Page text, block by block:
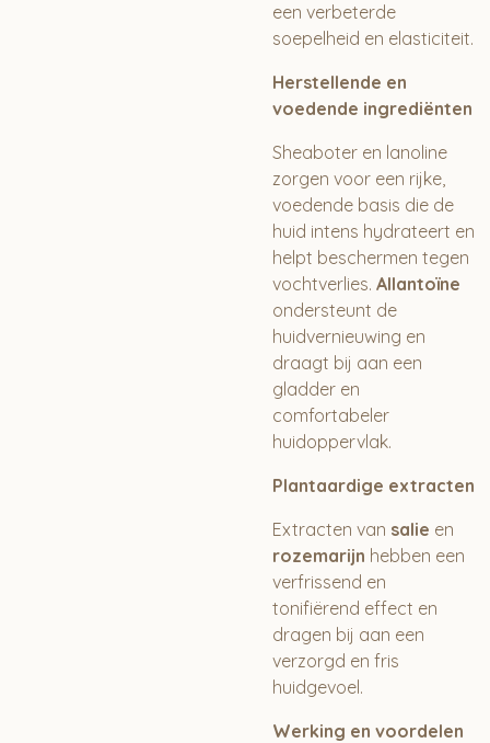
een verbeterde
soepelheid en elasticiteit.
Herstellende en
voedende ingrediënten
Sheaboter en lanoline
zorgen voor een rijke,
voedende basis die de
huid intens hydrateert en
helpt beschermen tegen
vochtverlies. Allantoïne
ondersteunt de
huidvernieuwing en
draagt bij aan een
gladder en
comfortabeler
huidoppervlak.
Plantaardige extracten
Extracten van salie en
rozemarijn hebben een
verfrissend en
tonifiërend effect en
dragen bij aan een
verzorgd en fris
huidgevoel.
Werking en voordelen